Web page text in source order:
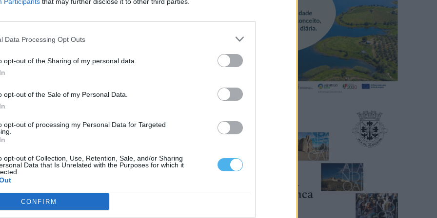
Data Processing Opt Outs
opt-out of the Sharing of my personal data.
opt-out of the Sale of my Personal Data.
opt-out of processing my Personal Data for Targeted
opt-out of Collection, Use, Retention, Sale, and/or Sharing
Data that Is Unrelated with the Purposes for which it
CONFIRM
por fundos comunitários.
indicou o consórcio promotor.